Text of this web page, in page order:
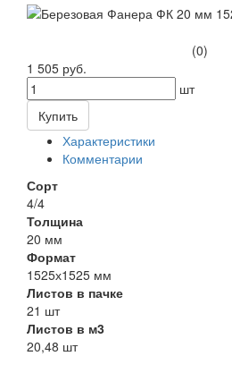
(0)
1 505 руб.
шт
Купить
Характеристики
Комментарии
Сорт
4/4
Толщина
20 мм
Формат
1525х1525 мм
Листов в пачке
21 шт
Листов в м3
20,48 шт